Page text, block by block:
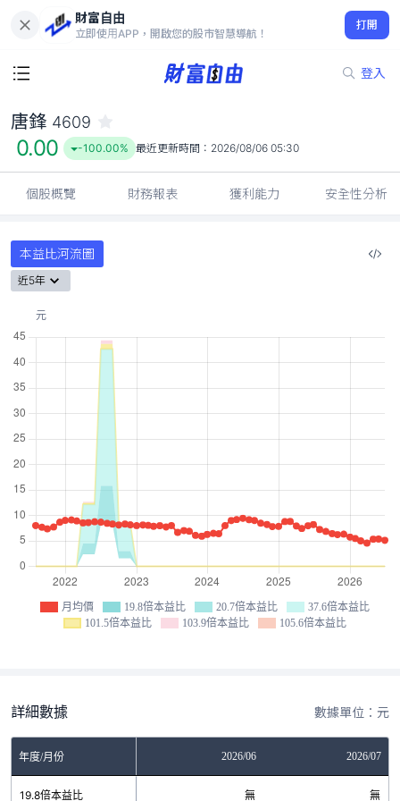
財富自由
立即使用APP，開啟您的股市智慧導航！
打開
登入
0.00
-100.00%
唐鋒 4609
0.00 -100.00% 最近更新時間： 2026/08/06 05:30
個股概覽 財務報表 獲利能力 安全性分析
本益比河流圖
近5年
月均價 19.8倍本益比 20.7倍本益比
37.6倍本益比
101.5倍本益比
103.9倍本益比 105.6倍本益比
詳細數據 數據單位：元
年度/月份 2026/06 2026/07
19.8倍本益比 無 無